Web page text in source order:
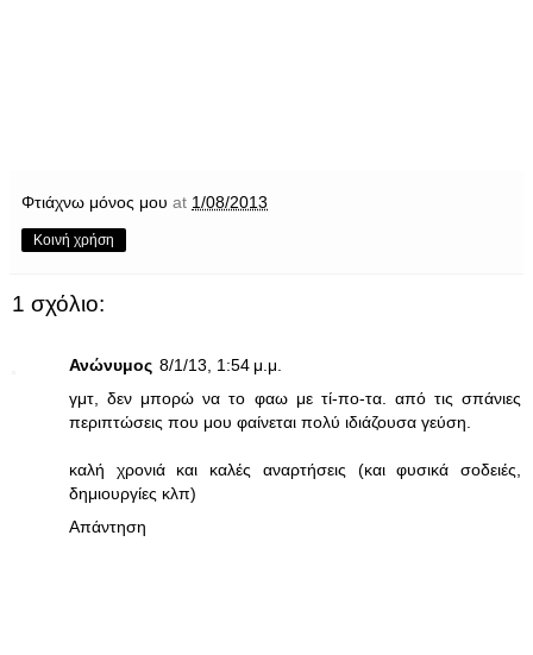
Φτιάχνω μόνος μου at 1/08/2013
Κοινή χρήση
1 σχόλιο:
Ανώνυμος 8/1/13, 1:54 μ.μ.
γμτ, δεν μπορώ να το φαω με τί-πο-τα. από τις σπάνιες
περιπτώσεις που μου φαίνεται πολύ ιδιάζουσα γεύση.
καλή χρονιά και καλές αναρτήσεις (και φυσικά σοδειές,
δημιουργίες κλπ)
Απάντηση